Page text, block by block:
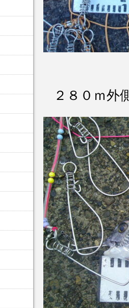
２８０ｍ